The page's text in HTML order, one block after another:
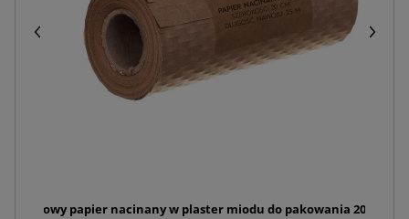
Brązowy papier nacinany w plaster miodu do pakowania 20cm x